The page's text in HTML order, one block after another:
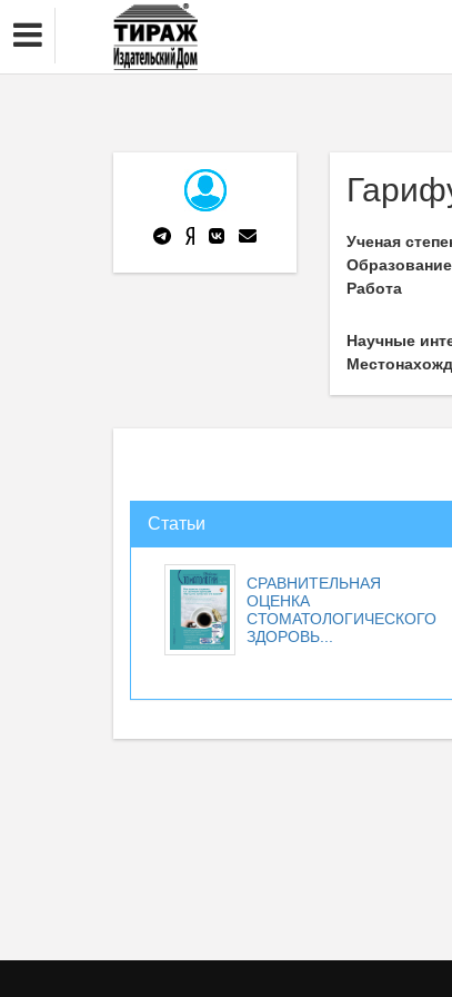
Ученая
Образование
Работа
Научные
Статьи
СРАВНИТЕЛЬНАЯ
ОЦЕНКА
СТОМАТОЛОГИЧЕСКОГО
ЗДОРОВЬ...